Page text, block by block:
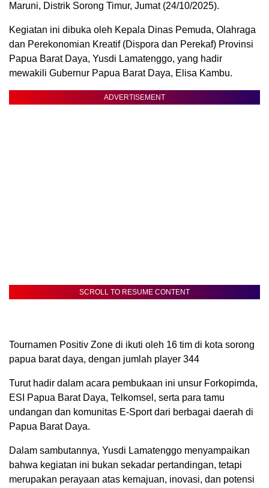
Maruni, Distrik Sorong Timur, Jumat (24/10/2025).
Kegiatan ini dibuka oleh Kepala Dinas Pemuda, Olahraga
dan Perekonomian Kreatif (Dispora dan Perekaf) Provinsi
Papua Barat Daya, Yusdi Lamatenggo, yang hadir
mewakili Gubernur Papua Barat Daya, Elisa Kambu.
ADVERTISEMENT
SCROLL TO RESUME CONTENT
Tournamen Positiv Zone di ikuti oleh 16 tim di kota sorong
papua barat daya, dengan jumlah player 344
Turut hadir dalam acara pembukaan ini unsur Forkopimda,
ESI Papua Barat Daya, Telkomsel, serta para tamu
undangan dan komunitas E-Sport dari berbagai daerah di
Papua Barat Daya.
Dalam sambutannya, Yusdi Lamatenggo menyampaikan
bahwa kegiatan ini bukan sekadar pertandingan, tetapi
merupakan perayaan atas kemajuan, inovasi, dan potensi